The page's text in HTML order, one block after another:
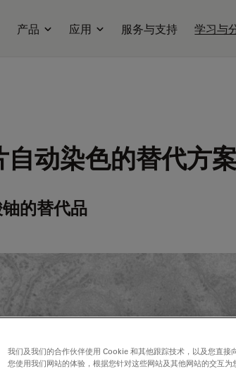
产品 应用 服务与支持 学习与
自动染色的替代方案
的替代品
我们及我们的合作伙伴使用 Cookie 和其他跟踪技术，以及您直
您使用我们网站的体验，根据您针对这些网站及其他网站的交互